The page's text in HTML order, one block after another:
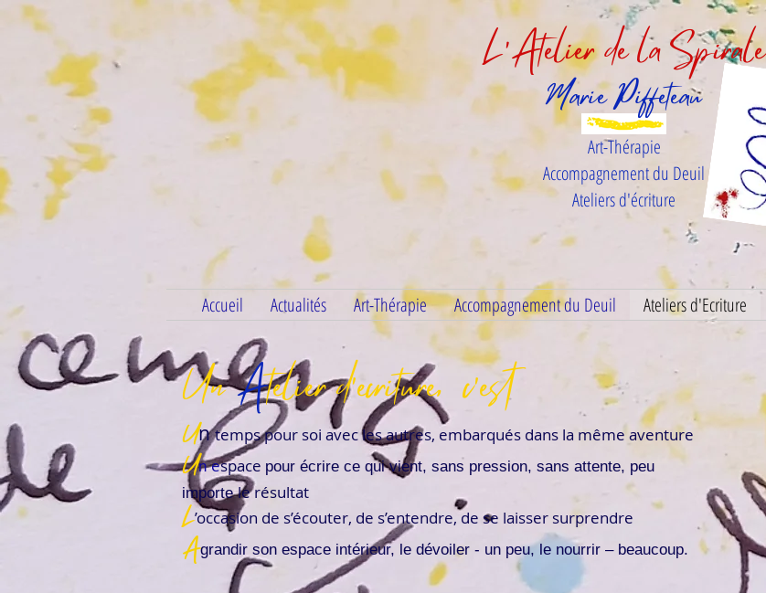
L'Atelier de la Spirale
Art-Thérapie
Accompagnement du Deuil
Ateliers d'écriture
Marie Piffeteau
Accueil Actualités Art-Thérapie Accompagnement du Deuil Ateliers d'Ecriture
Un Atelier d'écriture, c'est
Untemps pour soi avec les autres, embarqués dans la même aventure
Unespace pour écrire ce qui vient, sans pression, sans attente, peu
importele résultat
L’occasion de s’écouter, de s’entendre, de se laisser surprendre
Agrandir son espace intérieur, le dévoiler - un peu, le nourrir – beaucoup.